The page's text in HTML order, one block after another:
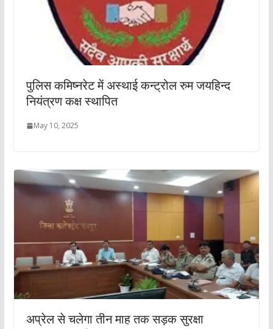
पुलिस कमिष्नरेट में अस्थाई कन्ट्रोल रुम जयहिन्द
नियंत्रण कक्ष स्थापित
May 10, 2025
अप्रेल से चलेगा तीन माह तक सड़क सुरक्षा